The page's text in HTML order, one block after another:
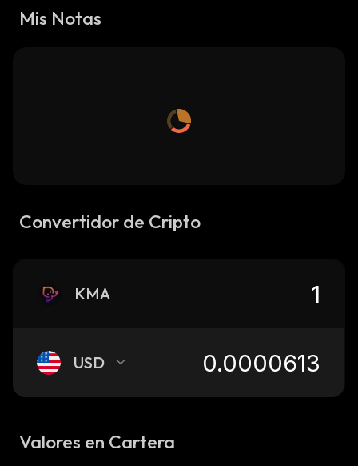
Mis Notas
Convertidor de Cripto
KMA
USD
Valores en Cartera